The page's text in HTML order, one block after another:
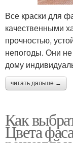
Все краски для
качественными
прочностью,
непогоды. Они
дому
читать дальше →
Как
Цвета